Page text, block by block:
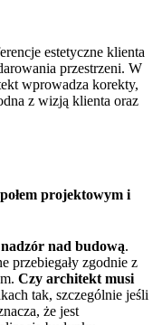
estetyczne klienta
przestrzeni. W
wprowadza korekty,
z wizją klienta oraz
projektowym i
nadzór nad budową.
przebiegały zgodnie z
Czy architekt musi
tak, szczególnie jeśli
że jest